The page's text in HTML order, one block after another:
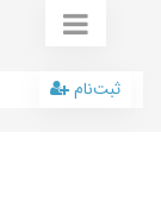
ثبت‌نام